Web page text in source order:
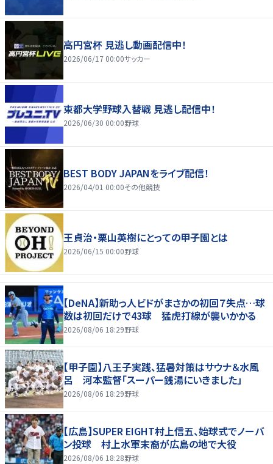
高円宮杯 見逃し動画配信中！
2026/06/17 00:00サッカー
東都大学野球入替戦 見逃し配信中！
2026/06/30 00:00野球
BEST BODY JAPANをライブ配信！
2026/04/01 00:00その他競技
王貞治・栗山英樹にとっての甲子園とは
2026/06/15 00:00野球
【DeNA】新助っ人ビドがまさかの初回７失点…球
数は初回だけで43球 猛虎打線が襲いかかる
2026/08/06 18:29野球
【甲子園】八王子実践、猛暑対策はサウナ＆水風
呂 河本監督「スーパー銭湯にいきました」
2026/08/06 18:29野球
【広島】SUPER EIGHT村上信五、始球式でノーバ
ン投球 村上水軍末裔が広島の地で大役
2026/08/06 18:28野球